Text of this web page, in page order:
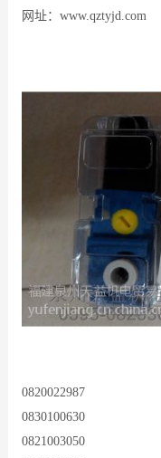
网址：www.qztyjd.com
0820022987
0830100630
0821003050